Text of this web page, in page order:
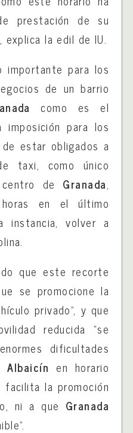
prestación de su
explica la edil de IU.
importante para los
de un barrio
como es el
para los
estar obligados a
taxi, como único
de Granada,
en el último
instancia, volver a
que este recorte
se promocione la
privado”, y que
reducida “se
dificultades
Albaicín en horario
la promoción
ni a que Granada